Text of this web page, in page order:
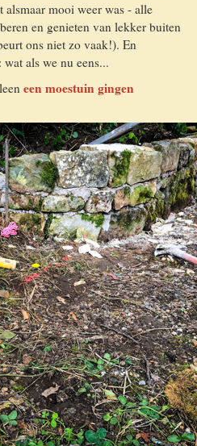
alsmaar mooi weer was - alle
en genieten van lekker buiten
ons niet zo vaak!). En
als we nu eens...
een moestuin gingen